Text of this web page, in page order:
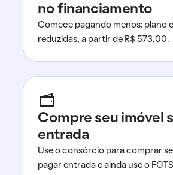
no financiamento
Comece pagando menos: plano
reduzidas, a partir de R$ 573,00.
Compre seu imóvel
entrada
Use o consórcio para comprar
pagar entrada e ainda use o